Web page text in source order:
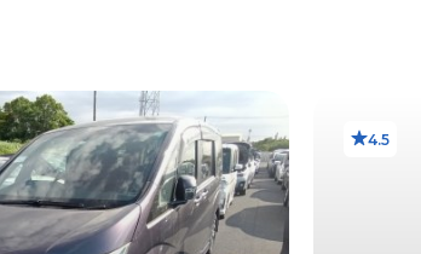
Y2
Y3
X1
4.5